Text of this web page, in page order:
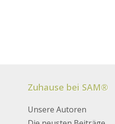
Zuhause bei SAM®
Unsere Autoren